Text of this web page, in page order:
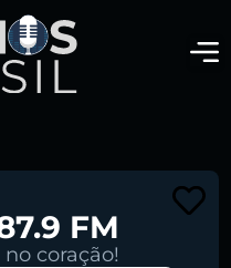
FM
coração!